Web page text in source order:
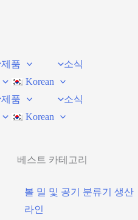
제품
소식
Korean
제품
소식
Korean
베스트 카테고리
볼 밀 및 공기 분류기 생산
라인